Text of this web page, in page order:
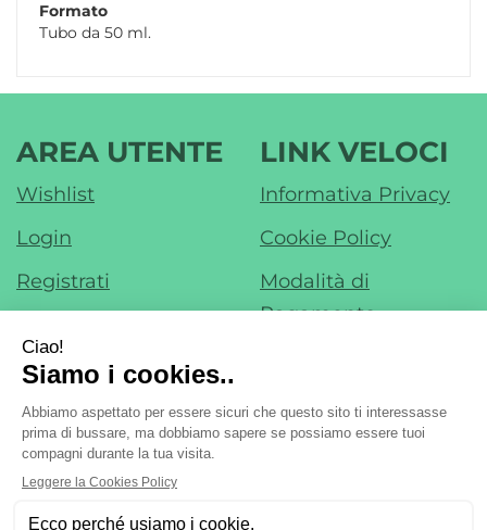
Formato
Tubo da 50 ml.
AREA UTENTE
Wishlist
Login
Registrati
Iscrizione alla
Newsletter
LINK VELOCI
Informativa Privacy
Cookie Policy
Modalità di
Pagamento
Condizioni di Vendita
Farmacia di Liscate sas - Dr. F. Nobile &